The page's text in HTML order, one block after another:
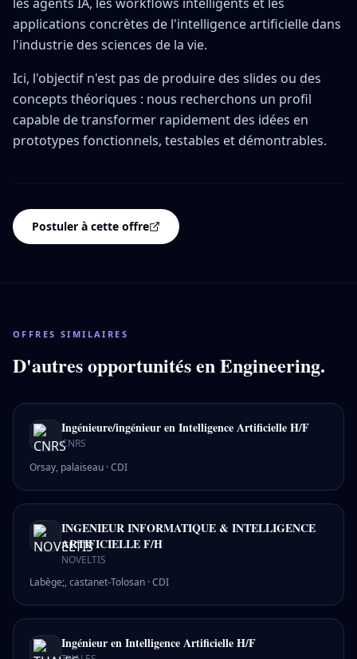
applications concrètes de l'intelligence artificielle dans
l'industrie des sciences de la vie.
Ici, l'objectif n'est pas de produire des slides ou des
concepts théoriques : nous recherchons un profil
capable de transformer rapidement des idées en
prototypes fonctionnels, testables et démontrables.
Postuler à cette offre
OFFRES SIMILAIRES
D'autres opportunités enEngineering.
Ingénieure/ingénieur en Intelligence Artificielle H/F
CNRS
Orsay, palaiseau ·CDI
INGENIEUR INFORMATIQUE & INTELLIGENCE
ARTIFICIELLE F/H
NOVELTIS
Labège;, castanet-Tolosan ·CDI
Ingénieur en Intelligence Artificielle H/F